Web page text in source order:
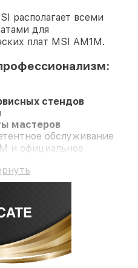
располагает всеми
для
плат MSI AM1M.
стендов
мастеров
обслуживание
и официальное